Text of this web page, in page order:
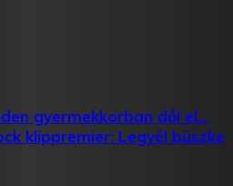
gyermekkorban dől el…
klippremier: Legyél büszke